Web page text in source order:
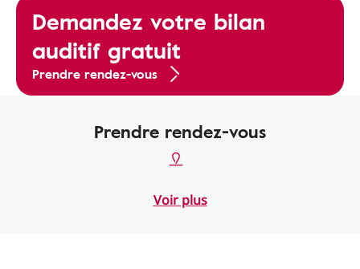
Demandez votre bilan
auditif gratuit
Prendre rendez-vous
Prendre rendez-vous
Voir plus